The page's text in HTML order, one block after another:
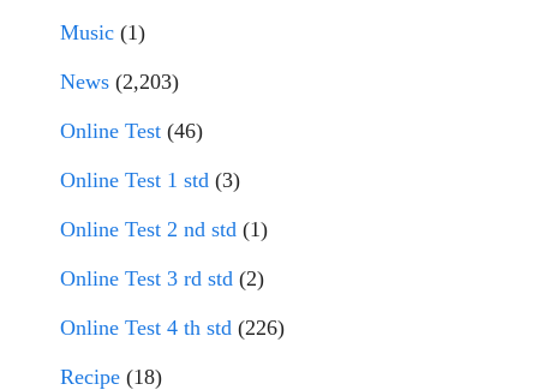
Music (1)
News (2,203)
Online Test (46)
Online Test 1 std (3)
Online Test 2 nd std (1)
Online Test 3 rd std (2)
Online Test 4 th std (226)
Recipe (18)